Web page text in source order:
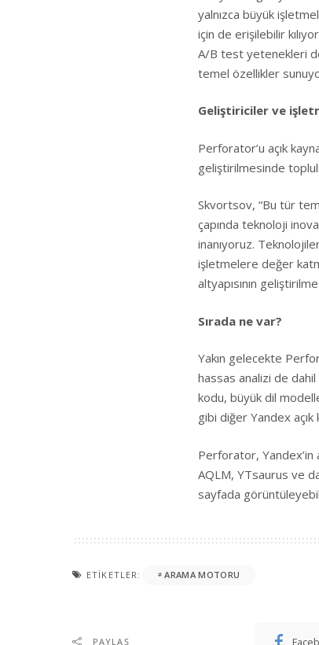
yalnızca büyük
için de erişilebilir
A/B test yetenekleri
temel özellikler
Geliştiriciler ve
Perforator’u açık
geliştirilmesinde
Skvortsov, “Bu tür
çapında teknoloji
inanıyoruz.
işletmelere değer
altyapısının
Sırada ne var?
Yakın gelecekte
hassas analizi de
kodu, büyük dil
gibi diğer Yandex
Perforator, Yandex’in
AQLM, YTsaurus ve
sayfada
ETIKETLER: ARAMA MOTORU
PAYLAŞ